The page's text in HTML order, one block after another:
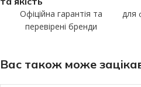
Офіційна гарантія та
перевірені бренди
для
Вас також може